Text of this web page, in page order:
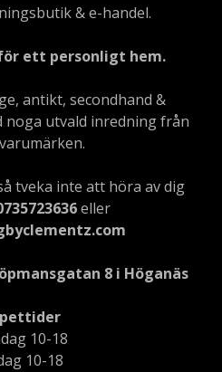
& e-handel.
ett personligt hem.
antikt, secondhand &
noga utvald inredning från
tveka inte att höra av dig
eller
8 i Höganäs
10-18
10-18